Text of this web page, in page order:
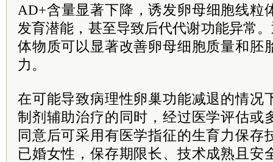
AD+含量显著下降，诱发卵母细胞线粒
发育潜能，甚至导致后代代谢功能异常
体物质可以显著改善卵母细胞质量和胚
力。
在可能导致病理性卵巢功能减退的情况
制剂辅助治疗的同时，经过医学评估或
同意后可采用有医学指征的生育力保存
已婚女性，保存期限长、技术成熟且安